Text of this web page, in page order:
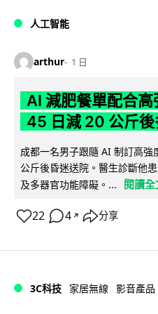
人工智能
arthur 1 日
AI 減肥餐單配合
45 日減 20 公斤
成都一名男子跟隨 AI 制訂高
公斤後昏迷送院。醫生診斷他
及多器官功能障礙。...
閱讀全
22 4 ↗ 分享
3C科技 家居無線 影音產品